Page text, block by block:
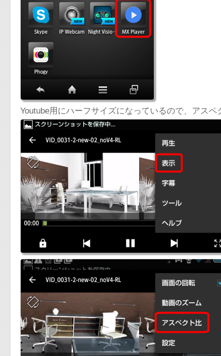
Youtube用にハーフサイズになっているので、アス